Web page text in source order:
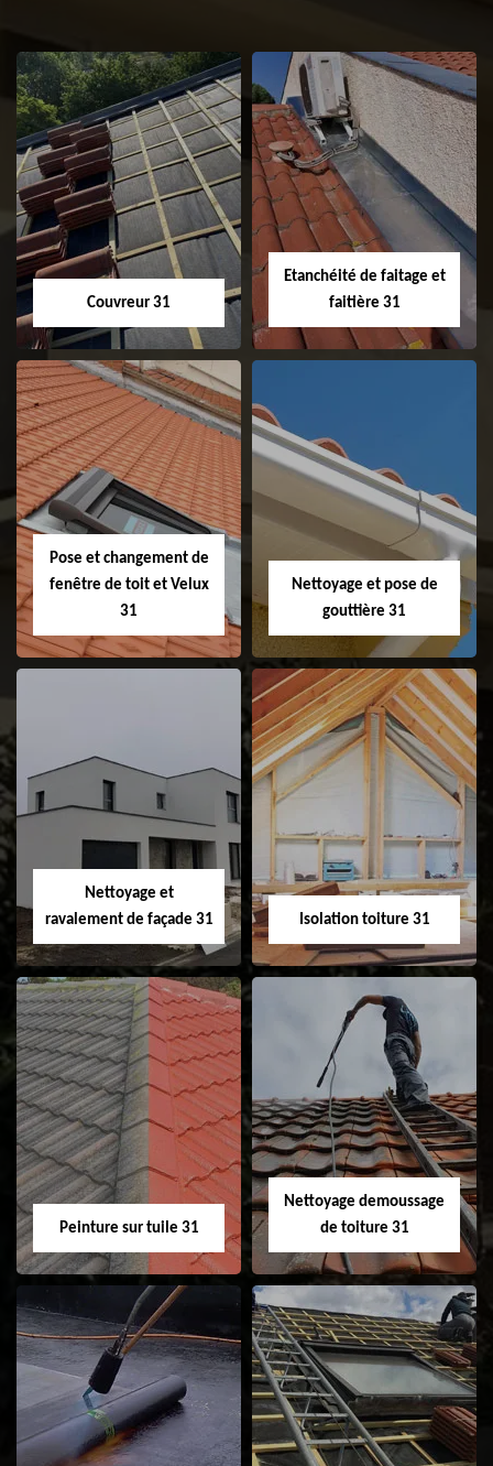
Couvreur 31
Couvreur 31
Etanchéité de faitage et
faitière 31
Etanchéité de
faitage et faitière
31
Pose et changement de
fenêtre de toit et Velux
31
Pose et
changement de
fenêtre de toit et
Velux 31
Nettoyage et pose de
gouttière 31
Nettoyage et pose
Nettoyage et
ravalement de façade 31
Nettoyage et
ravalement de
façade 31
Isolation toiture 31
Isolation toiture 31
Peinture sur tuile 31
Peinture sur tuile
31
Nettoyage demoussage
de toiture 31
Nettoyage
demoussage de
toiture 31